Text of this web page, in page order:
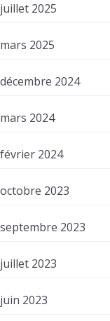
juillet 2025
mars 2025
décembre 2024
mars 2024
février 2024
octobre 2023
septembre 2023
juillet 2023
juin 2023